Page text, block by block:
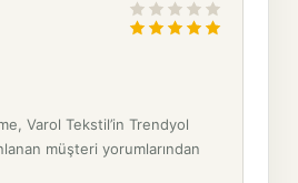
Varol Tekstil’in Trendyol
müşteri yorumlarından